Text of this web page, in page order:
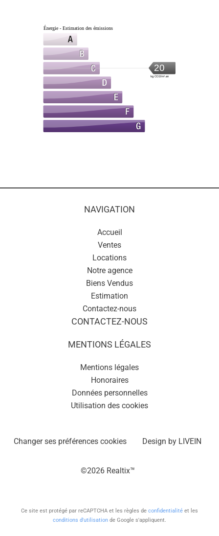
Énergie - Estimation des émissions
20
kg CO2/m².an
NAVIGATION
Accueil
Ventes
Locations
Notre agence
Biens Vendus
Estimation
Contactez-nous
CONTACTEZ-NOUS
MENTIONS LÉGALES
Mentions légales
Honoraires
Données personnelles
Utilisation des cookies
Changer ses préférences cookies Design by LIVEIN
©2026 Realtix™
Ce site est protégé par reCAPTCHA et les règles de confidentialité et les
conditions d'utilisation de Google s'appliquent.